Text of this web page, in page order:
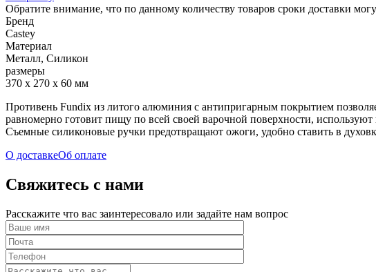
Обратите внимание, что по данному количеству товаров сроки доставки
Бренд
Castey
Материал
Металл, Силикон
размеры
370 х 270 х 60 мм
Противень Fundix из литого алюминия с антипригарным покрытием
равномерно готовит пищу по всей своей варочной поверхности,
Съемные силиконовые ручки предотвращают ожоги, удобно ставить в
О доставкеОб оплате
Свяжитесь с нами
Расскажите что вас заинтересовало или задайте нам вопрос